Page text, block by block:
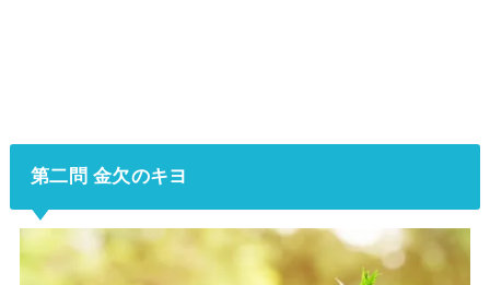
第二問 金欠のキヨ